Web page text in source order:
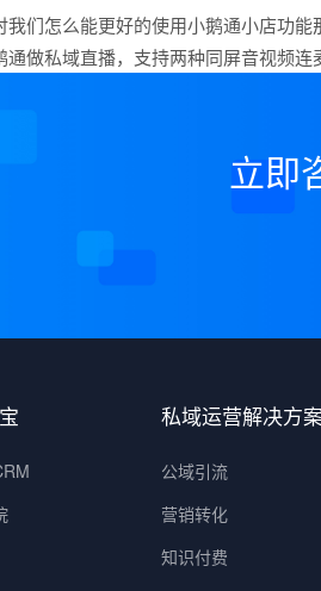
我们怎么能更好的使用小鹅通小店功能
通做私域直播，支持两种同屏音视频连
立即
私域运营解决方
公域引流
营销转化
知识付费